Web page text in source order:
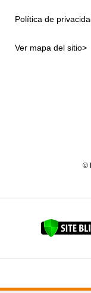
Política de
Ver mapa del sitio>
©